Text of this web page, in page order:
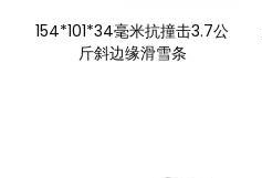
154*101*34毫米抗撞击3.7公
斤斜边缘滑雪条